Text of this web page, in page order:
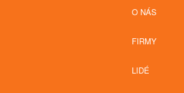
O NÁS
FIRMY
LIDÉ